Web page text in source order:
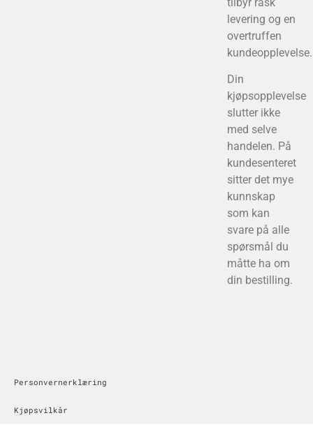
levering og en
overtruffen
kundeopplevelse.
Din
kjøpsopplevelse
slutter ikke
med selve
handelen. På
kundesenteret
sitter det mye
kunnskap
som kan
svare på alle
spørsmål du
måtte ha om
din bestilling.
Personvernerklæring
Kjøpsvilkår